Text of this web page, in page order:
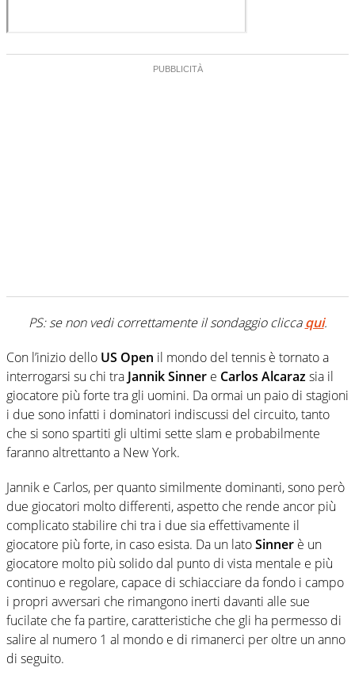
PS: se non vedi correttamente il sondaggio cliccaqui.
Con l’inizio dello US Open il mondo del tennis è tornato a
interrogarsi su chi tra Jannik Sinner e Carlos Alcarazsia il
giocatore più forte tra gli uomini. Da ormai un paio di stagioni
i due sono infatti i dominatori indiscussi del circuito, tanto
che si sono spartiti gli ultimi sette slam e probabilmente
faranno altrettanto a New York.
Jannik e Carlos, per quanto similmente dominanti, sono però
due giocatori molto differenti, aspetto che rende ancor più
complicato stabilire chi tra i due sia effettivamente il
giocatore più forte, in caso esista. Da un latoSinner è un
giocatore molto più solido dal punto di vista mentale e più
continuo e regolare, capace di schiacciare da fondo i campo
i propri avversari che rimangono inerti davanti alle sue
fucilate che fa partire, caratteristiche che gli ha permesso di
salire al numero 1 al mondo e di rimanerci per oltre un anno
di seguito.